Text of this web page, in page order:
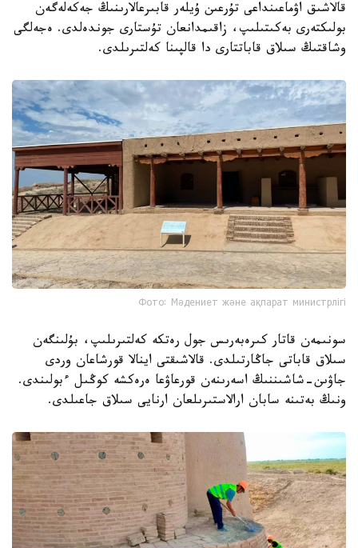
قالاشىق اۋماعىنداعى تۇرعىن ۇيلەر قابىرعالارىنىڭ جەكەلەگەن
بولىكتەرى بەكىتىلىپ، زاقىمدانعان تۇستارى جوندەلدى. ەجەلگى
وشاقتىڭ سىلاق قاباتتارى دا قالپىنا كەلتىرىلدى.
Фото: Мәдениет және ақпарат министрлігі
سونىمەن قاتار كىرەبەرىس جول رەتكە كەلتىرىلىپ، بۇلىنگەن
سىلاق قاباتى جاڭارتىلدى. قالاشىقتى اينالا قورشاعان وردى
جاۋىن-شاشىننىڭ اسەرىنەن قورعاۋعا ەرەكشە كوڭىل ءبولىندى.
ونىڭ بەتىنە سابان ارالاستىرىلعان ارنايى سىلاق جاعىلدى.